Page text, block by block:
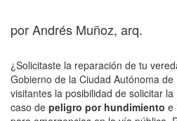
por Andrés Muñoz, arq.
¿Solicitaste la reparación de tu
Gobierno de la Ciudad Autónoma
visitantes la posibilidad de solicitar
caso de peligro por hundimiento e